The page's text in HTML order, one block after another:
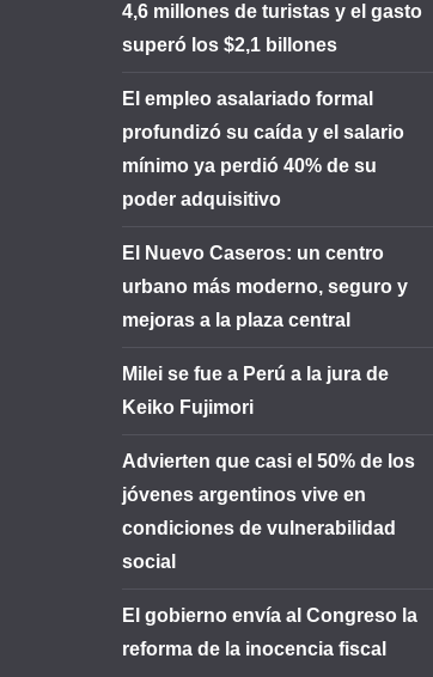
4,6 millones de turistas y el gasto
superó los $2,1 billones
El empleo asalariado formal
profundizó su caída y el salario
mínimo ya perdió 40% de su
poder adquisitivo
El Nuevo Caseros: un centro
urbano más moderno, seguro y
mejoras a la plaza central
Milei se fue a Perú a la jura de
Keiko Fujimori
Advierten que casi el 50% de los
jóvenes argentinos vive en
condiciones de vulnerabilidad
social
El gobierno envía al Congreso la
reforma de la inocencia fiscal